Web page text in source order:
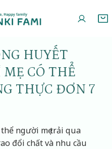
HUYẾT
CÓ THỂ
THỰC ĐƠN 7
người mẹ trải qua
đổi chất và nhu cầu